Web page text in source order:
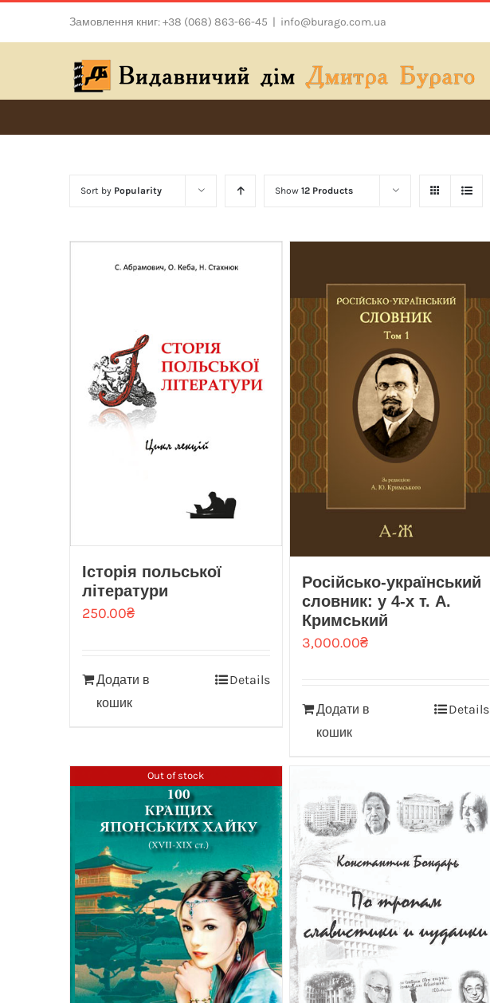
Замовлення книг: +38 (068) 863-66-45 | info@burago.com.ua
Sort by Popularity Show 12 Products
Історія польської
літератури
250.00₴
Додати в
кошик
Details
Російсько-український
словник: у 4-х т. А.
Кримський
3,000.00₴
Додати в
кошик
Details
Out of stock